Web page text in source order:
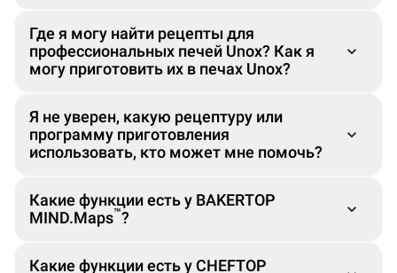
™
®
Где я могу найти рецепты для
профессиональных печей Unox? Как я
могу приготовить их в печах Unox?
Я не уверен, какую рецептуру или
программу приготовления
использовать, кто может мне помочь?
Corporate Chef
Какие функции есть у BAKERTOP
MIND.Maps™?
Какие функции есть у CHEFTOP